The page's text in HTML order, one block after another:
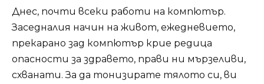
Днес, почти всеки работи на компютър.
Заседналия начин на живот, ежедневието,
прекарано зад компютър крие редица
опасности за здравето, прави ни мързеливи,
схванати. За да тонизирате тялото си, ви